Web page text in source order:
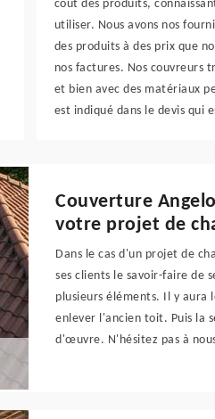
coût des produits,
utiliser. Nous avons nos
des produits à des prix que
nos factures. Nos couvreurs
et bien avec des matériaux
est indiqué dans le devis qui
Couverture
votre projet de
Dans le cas d'un projet de
ses clients le savoir-faire de
plusieurs éléments. Il y
enlever l'ancien toit. Puis la
d'œuvre. N'hésitez pas à